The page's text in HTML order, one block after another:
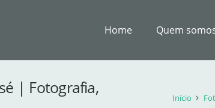
Home Quem
| Fotografia,
Início